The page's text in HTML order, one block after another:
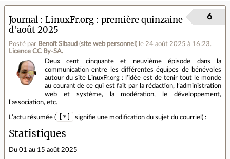
Journal
LinuxFr.org : première quinzaine
d'août 2025
Posté par Benoît Sibaud (site web personnel ) le 24 août 2025 à 16:23.
Licence CC By‑SA.
6
Deux cent cinquante et neuvième épisode dans la
communication entre les différentes équipes de bénévoles
autour du site LinuxFr.org : l’idée est de tenir tout le monde
au courant de ce qui est fait par la rédaction, l’administration
web et système, la modération, le développement,
l’association, etc.
L’actu résumée ( [*] signifie une modification du sujet du courriel) :
Statistiques
Du 01 au 15 août 2025